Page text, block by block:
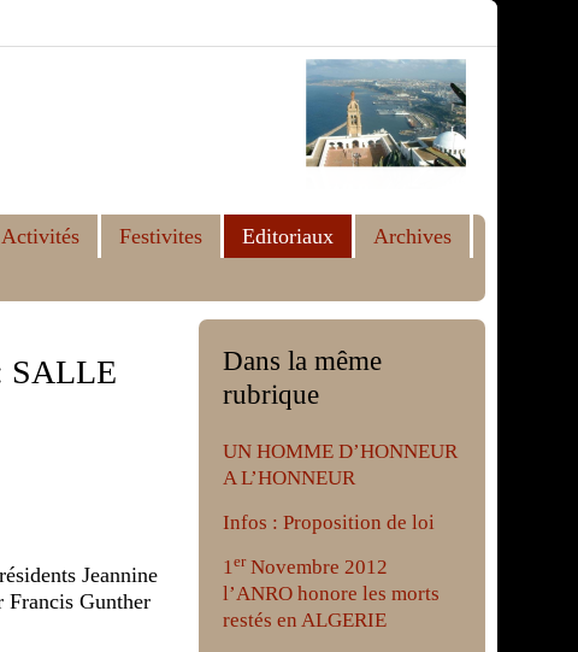
Activités Festivites Editoriaux
Archives
SALLE
Jeannine
Francis Gunther
Dans la même
rubrique
UN HOMME D’HONNEUR
A L’HONNEUR
Infos : Proposition de loi
1erNovembre 2012
l’ANRO honore les morts
restés en ALGERIE